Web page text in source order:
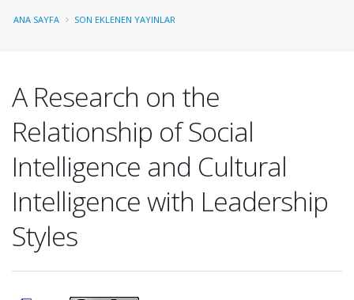
ANA SAYFA SON EKLENEN YAYINLAR
A Research on the
Relationship of Social
Intelligence and Cultural
Intelligence with Leadership
Styles